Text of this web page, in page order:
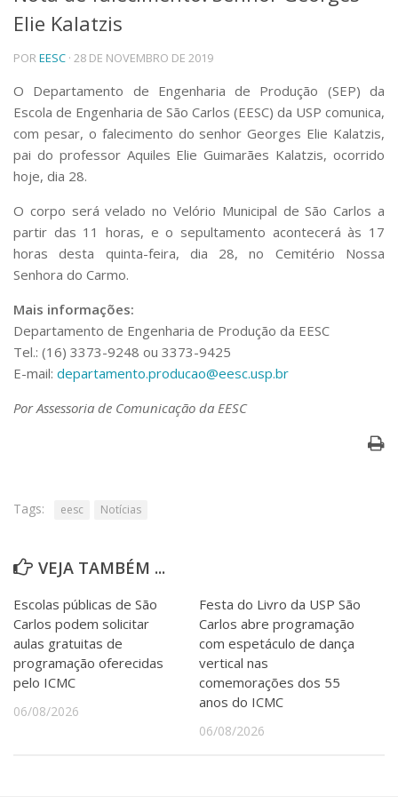
Telefones e Mapas
Pessoas
Ensino
Graduação
Pós-Graduação
Educação a distância
Cursos de Extensão
Pesquisa e Inovação
Centros, Núcleos e Projetos em Rede
Pós-doutorado
Iniciação Científica
Transferência de Tecnologia
Extensão à Comunidade
Projetos, Programas e Cursos
Artes, Cultura e Esportes
Museus e Espaços Interativos
Serviços
Outros serviços
Assessorias e Mídias
Aplicativos e Sites
Jornal da USP
Agenda de Eventos
Defesa de Teses
Elie Kalatzis
POREESC · 28 DE NOVEMBRO DE 2019
O Departamento de Engenharia de Produção (SEP) da
Escola de Engenharia de São Carlos (EESC) da USP comunica,
com pesar, o falecimento do senhor Georges Elie Kalatzis,
pai do professor Aquiles Elie Guimarães Kalatzis, ocorrido
hoje, dia 28.
O corpo será velado no Velório Municipal de São Carlos a
partir das 11 horas, e o sepultamento acontecerá às 17
horas desta quinta-feira, dia 28, no Cemitério Nossa
Senhora do Carmo.
Mais informações:
Departamento de Engenharia de Produção da EESC
Tel.: (16) 3373-9248 ou 3373-9425
E-mail: departamento.producao@eesc.usp.br
Por Assessoria de Comunicação da EESC
Tags: eesc Notícias
VEJA TAMBÉM ...
Escolas públicas de São
Carlos podem solicitar
aulas gratuitas de
programação oferecidas
pelo ICMC
06/08/2026
Festa do Livro da USP São
Carlos abre programação
com espetáculo de dança
vertical nas
comemorações dos 55
anos do ICMC
06/08/2026